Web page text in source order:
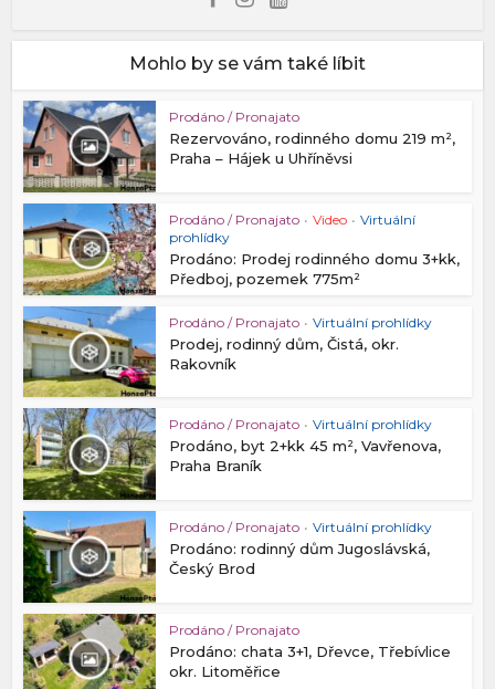
Mohlo by se vám také líbit
Prodáno / Pronajato
Rezervováno, rodinného domu 219 m²,
Praha – Hájek u Uhříněvsi
Prodáno / Pronajato • Video • Virtuální
prohlídky
Prodáno: Prodej rodinného domu 3+kk,
Předboj, pozemek 775m²
Prodáno / Pronajato • Virtuální prohlídky
Prodej, rodinný dům, Čistá, okr.
Rakovník
Prodáno / Pronajato • Virtuální prohlídky
Prodáno, byt 2+kk 45 m², Vavřenova,
Praha Braník
Prodáno / Pronajato • Virtuální prohlídky
Prodáno: rodinný dům Jugoslávská,
Český Brod
Prodáno / Pronajato
Prodáno: chata 3+1, Dřevce, Třebívlice
okr. Litoměřice